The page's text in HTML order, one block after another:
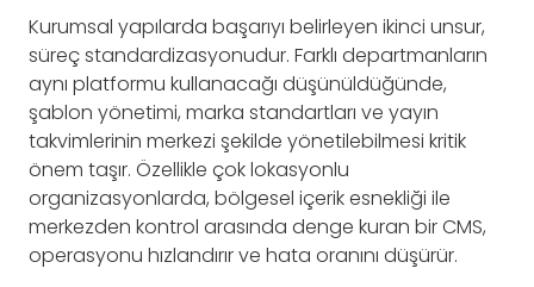
Kurumsal yapılarda başarıyı belirleyen ikinci unsur,
süreç standardizasyonudur. Farklı departmanların
aynı platformu kullanacağı düşünüldüğünde,
şablon yönetimi, marka standartları ve yayın
takvimlerinin merkezi şekilde yönetilebilmesi kritik
önem taşır. Özellikle çok lokasyonlu
organizasyonlarda, bölgesel içerik esnekliği ile
merkezden kontrol arasında denge kuran bir CMS,
operasyonu hızlandırır ve hata oranını düşürür.